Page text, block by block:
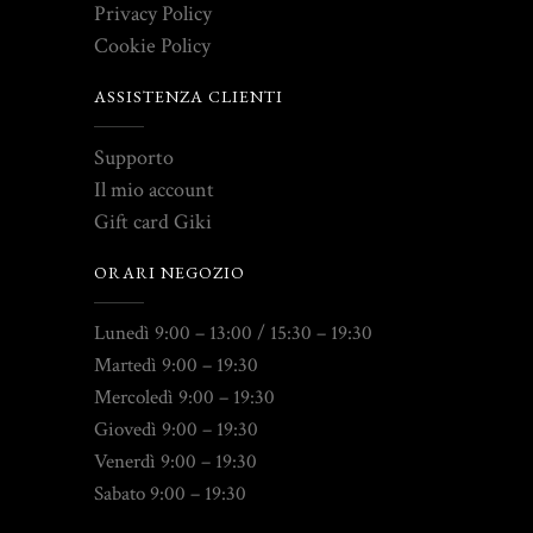
Privacy Policy
Cookie Policy
ASSISTENZA CLIENTI
Supporto
Il mio account
Gift card Giki
ORARI NEGOZIO
Lunedì 9:00 – 13:00 / 15:30 – 19:30
Martedì 9:00 – 19:30
Mercoledì 9:00 – 19:30
Giovedì 9:00 – 19:30
Venerdì 9:00 – 19:30
Sabato 9:00 – 19:30